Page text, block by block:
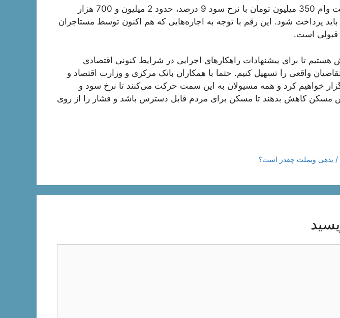
اصلانی ادامه داد: بازپرداخت وام 350 میلیون تومان با نرخ سود 9 درصد، حدود 2 میلیون و 700 هزار
ماهانه طی 20 سال باید پرداخت شود. این رقم با توجه به اجاره‌هایی که هم اکنون توسط مستاجران
قبولی است.
هستیم تا برای پیشنهادات راهکارهای اجرایی در شرایط کنونی اقتصادی
واقعی را تسهیل کنیم. حتما با همکاران بانک مرکزی و وزارت اقتصاد و
خواهیم کرد و همه مسيولان به این سمت حرکت می‌کنند تا نرخ سود و
مسکن کاهش بدهند تا مسکن برای مردم قابل دسترس باشد و فشار را از روی
بدهی وبملت چقدر است؟